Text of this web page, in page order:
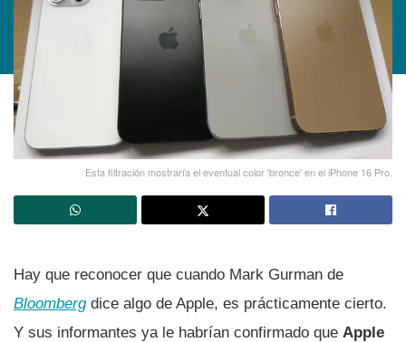
Esta filtración mostraría el eventual color 'bronce' en el iPhone 16 Pro.
Hay que reconocer que cuando Mark Gurman de
Bloombergdice algo de Apple, es prácticamente cierto.
Y sus informantes ya le habrían confirmado que Apple